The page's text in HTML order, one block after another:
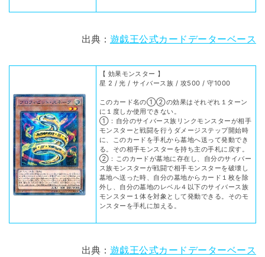
出典： 遊戯王公式カードデーターベース
【 効果モンスター 】
星 2 / 光 / サイバース族 / 攻500 / 守1000
このカード名の①②の効果はそれぞれ１ターン
に１度しか使用できない。
①：自分のサイバース族リンクモンスターが相手
モンスターと戦闘を行うダメージステップ開始時
に、このカードを手札から墓地へ送って発動でき
る。その相手モンスターを持ち主の手札に戻す。
②：このカードが墓地に存在し、自分のサイバー
ス族モンスターが戦闘で相手モンスターを破壊し
墓地へ送った時、自分の墓地からカード１枚を除
外し、自分の墓地のレベル４以下のサイバース族
モンスター１体を対象として発動できる。そのモ
ンスターを手札に加える。
出典： 遊戯王公式カードデーターベース